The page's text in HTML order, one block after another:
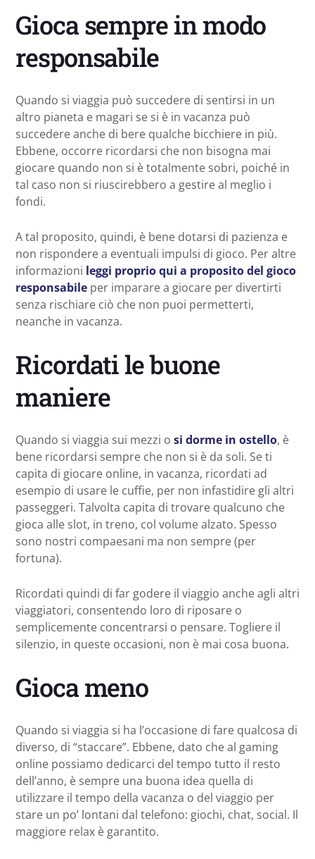
Gioca sempre in modo
responsabile
Quando si viaggia può succedere di sentirsi in un
altro pianeta e magari se si è in vacanza può
succedere anche di bere qualche bicchiere in più.
Ebbene, occorre ricordarsi che non bisogna mai
giocare quando non si è totalmente sobri, poiché in
tal caso non si riuscirebbero a gestire al meglio i
fondi.
A tal proposito, quindi, è bene dotarsi di pazienza e
non rispondere a eventuali impulsi di gioco. Per altre
informazioni leggi proprio qui a proposito del gioco
responsabile per imparare a giocare per divertirti
senza rischiare ciò che non puoi permetterti,
neanche in vacanza.
Ricordati le buone
maniere
Quando si viaggia sui mezzi o si dorme in ostello, è
bene ricordarsi sempre che non si è da soli. Se ti
capita di giocare online, in vacanza, ricordati ad
esempio di usare le cuffie, per non infastidire gli altri
passeggeri. Talvolta capita di trovare qualcuno che
gioca alle slot, in treno, col volume alzato. Spesso
sono nostri compaesani ma non sempre (per
fortuna).
Ricordati quindi di far godere il viaggio anche agli altri
viaggiatori, consentendo loro di riposare o
semplicemente concentrarsi o pensare. Togliere il
silenzio, in queste occasioni, non è mai cosa buona.
Gioca meno
Quando si viaggia si ha l’occasione di fare qualcosa di
diverso, di “staccare”. Ebbene, dato che al gaming
online possiamo dedicarci del tempo tutto il resto
dell’anno, è sempre una buona idea quella di
utilizzare il tempo della vacanza o del viaggio per
stare un po’ lontani dal telefono: giochi, chat, social. Il
maggiore relax è garantito.